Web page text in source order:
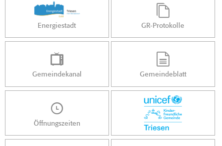
Energiestadt GR-Protokolle
Gemeindekanal Gemeindeblatt
Öffnungszeiten